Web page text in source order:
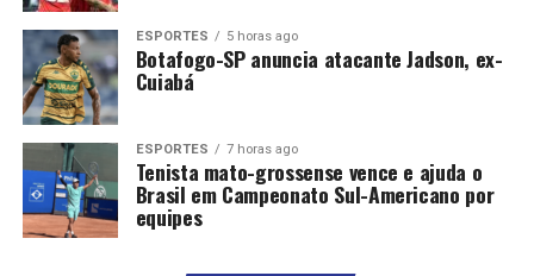
ESPORTES 5 horas ago
Botafogo-SP anuncia atacante Jadson, ex-
Cuiabá
ESPORTES 7 horas ago
Tenista mato-grossense vence e ajuda o
Brasil em Campeonato Sul-Americano por
equipes